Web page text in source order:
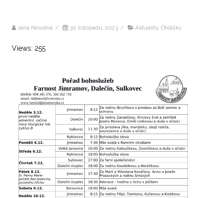
Jana Novotná / 30 listopadu, 2023 / Aktuality, Ohlášky
Views: 255